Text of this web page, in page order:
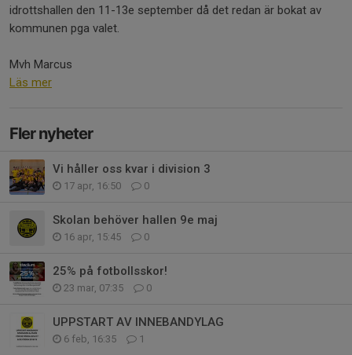
idrottshallen den 11-13e september då det redan är bokat av
kommunen pga valet.
Mvh Marcus
Läs mer
Fler nyheter
Vi håller oss kvar i division 3
17 apr, 16:50 0
Skolan behöver hallen 9e maj
16 apr, 15:45 0
25% på fotbollsskor!
23 mar, 07:35 0
UPPSTART AV INNEBANDYLAG
6 feb, 16:35 1